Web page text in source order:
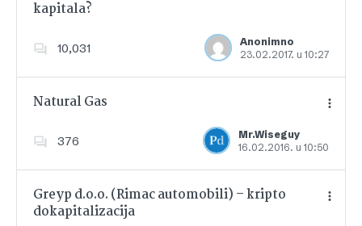
kapitala?
10,031
Anonimno
23.02.2017. u 10:27
Dodajte u favorite
Natural Gas
376
Mr.Wiseguy
16.02.2016. u 10:50
Dodajte u favorite
Greyp d.o.o. (Rimac automobili) – kripto
dokapitalizacija